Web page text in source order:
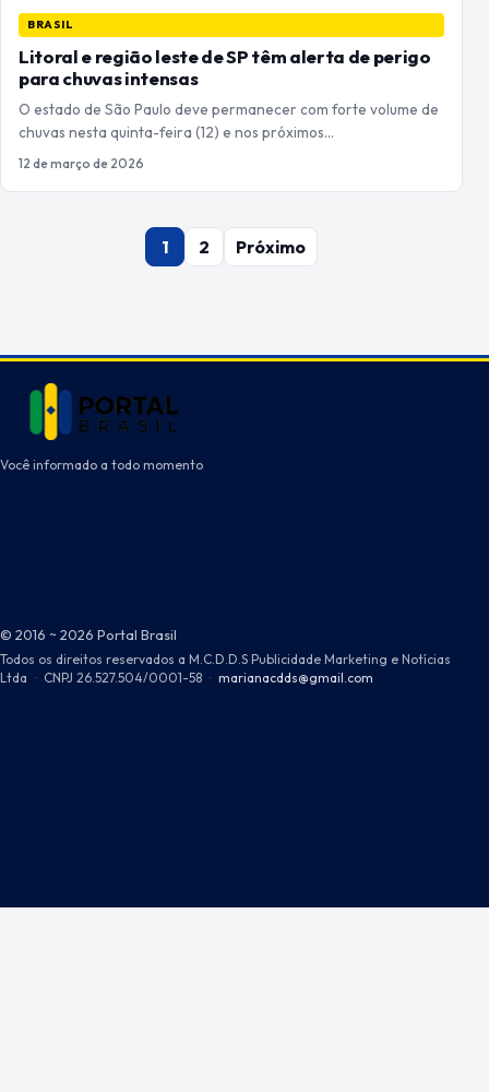
BRASIL
Litoral e região leste de SP têm alerta de perigo
para chuvas intensas
O estado de São Paulo deve permanecer com forte volume de
chuvas nesta quinta-feira (12) e nos próximos…
12 de março de 2026
1 2 Próximo
Você informado a todo momento
© 2016 ~ 2026 Portal Brasil
Todos os direitos reservados a M.C.D.D.S Publicidade Marketing e Notícias
Ltda · CNPJ 26.527.504/0001-58 · marianacdds@gmail.com